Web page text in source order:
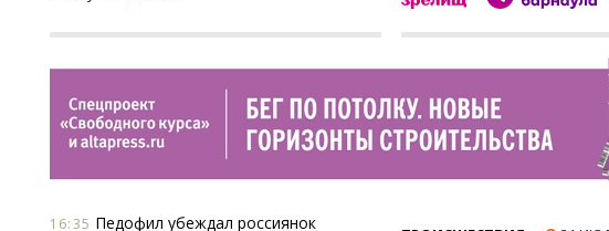
16:35 Педофил убеждал россиянок